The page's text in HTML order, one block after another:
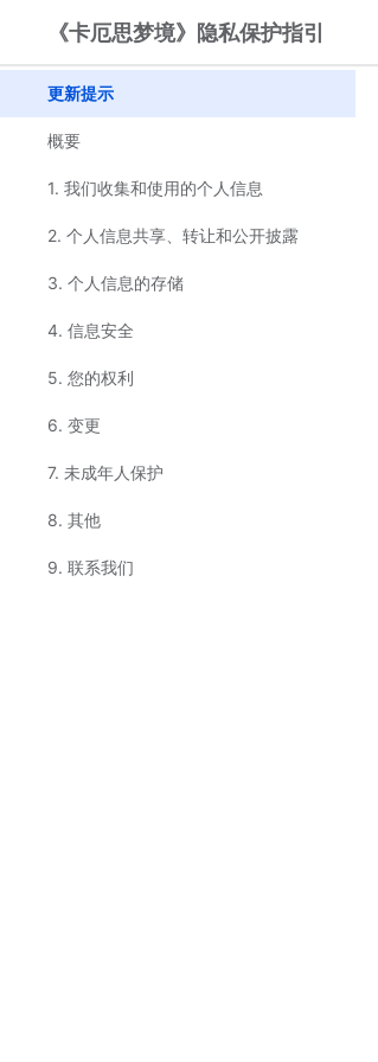
《卡厄思梦境》隐私保护指引
更新提示
概要
1. 我们收集和使用的个人信息
2. 个人信息共享、转让和公开披露
3. 个人信息的存储
4. 信息安全
5. 您的权利
6. 变更
7. 未成年人保护
8. 其他
9. 联系我们